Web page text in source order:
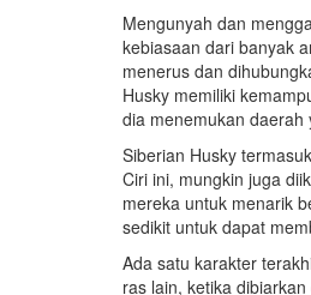
Mengunyah dan
kebiasaan dari banyak
menerus dan
Husky memiliki
dia menemukan daerah
Siberian Husky
Ciri ini, mungkin juga
mereka untuk menarik
sedikit untuk dapat
Ada satu karakter
ras lain, ketika